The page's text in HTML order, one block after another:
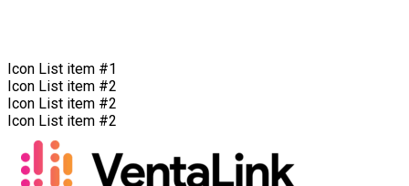
Icon List item #1
Icon List item #2
Icon List item #2
Icon List item #2